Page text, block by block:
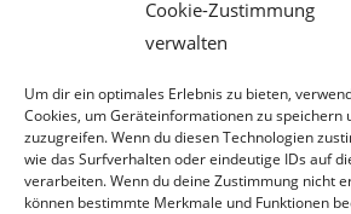
Cookie-Zustimmung
verwalten
Um dir ein optimales Erlebnis zu bieten,
Cookies, um Geräteinformationen zu speichern
zuzugreifen. Wenn du diesen Technologien
wie das Surfverhalten oder eindeutige IDs auf
verarbeiten. Wenn du deine Zustimmung nicht
können bestimmte Merkmale und Funktionen
verhielt
sich“richtig super”. Er kündigte am
Nachtwächter per 10.05.06 (Tag
des Vorfalls). Zu diesem Zeitpunkt galt
Unschuldvermutung.